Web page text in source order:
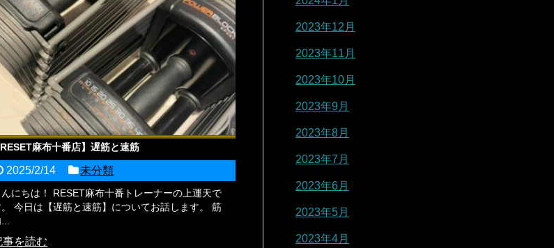
RESET麻布十番店】遅筋と速筋
2025/2/14 未分類
んにちは！ RESET麻布十番トレーナーの上運天で
今日は【遅筋と速筋】についてお話します。 筋
事を読む
2023年12月
2023年11月
2023年10月
2023年9月
2023年8月
2023年7月
2023年6月
2023年5月
2023年4月